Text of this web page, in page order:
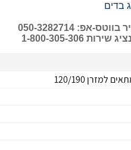
בדים
אפ: 050-3282714
1-800-305-306